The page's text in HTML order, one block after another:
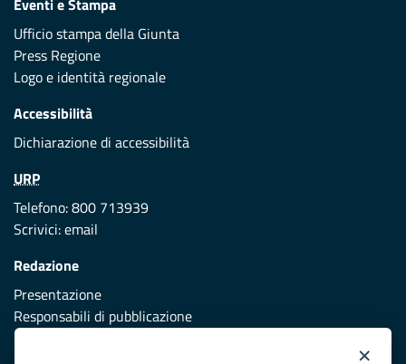
Eventi e Stampa
Ufficio stampa della Giunta
Press Regione
Logo e identità regionale
Accessibilità
Dichiarazione di accessibilità
URP
Telefono: 800 713939
Scrivici:email
Redazione
Presentazione
Responsabili di pubblicazione
×